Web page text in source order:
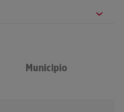
Municipio